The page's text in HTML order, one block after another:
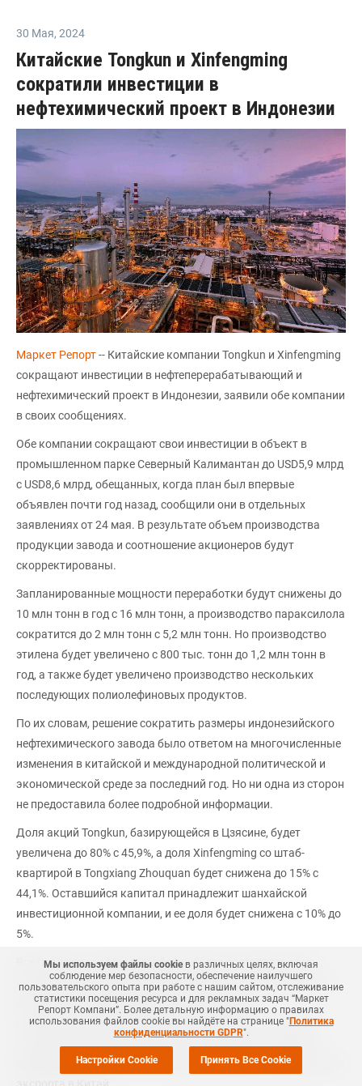
30 Мая, 2024
Китайские Tongkun и Xinfengming
сократили инвестиции в
нефтехимический проект в Индонезии
Маркет Репорт-- Китайские компании Tongkun и Xinfengming
сокращают инвестиции в нефтеперерабатывающий и
нефтехимический проект в Индонезии, заявили обе компании
в своих сообщениях.
Обе компании сокращают свои инвестиции в объект в
промышленном парке Северный Калимантан до USD5,9 млрд
с USD8,6 млрд, обещанных, когда план был впервые
объявлен почти год назад, сообщили они в отдельных
заявлениях от 24 мая. В результате объем производства
продукции завода и соотношение акционеров будут
скорректированы.
Запланированные мощности переработки будут снижены до
10 млн тонн в год с 16 млн тонн, а производство параксилола
сократится до 2 млн тонн с 5,2 млн тонн. Но производство
этилена будет увеличено с 800 тыс. тонн до 1,2 млн тонн в
год, а также будет увеличено производство нескольких
последующих полиолефиновых продуктов.
По их словам, решение сократить размеры индонезийского
нефтехимического завода было ответом на многочисленные
изменения в китайской и международной политической и
экономической среде за последний год. Но ни одна из сторон
не предоставила более подробной информации.
Доля акций Tongkun, базирующейся в Цзясине, будет
увеличена до 80% с 45,9%, а доля Xinfengming со штаб-
квартирой в Tongxiang Zhouquan будет снижена до 15% с
44,1%. Оставшийся капитал принадлежит шанхайской
инвестиционной компании, и ее доля будет снижена с 10% до
5%.
Все продукты нефтепереработки будут поставляться на
рынок Индонезии, а параксилол будет экспортироваться в
Китай, как было объявлено в прошлом году.
Полиолефиновая продукция будет продаваться членам
Ассоциации государств Юго-Восточной Азии, тогда как в
предыдущем плане часть продукции предусматривалась для
Мы используем файлы cookieв различных целях, включая
соблюдение мер безопасности, обеспечение наилучшего
пользовательского опыта при работе с нашим сайтом, отслеживание
статистики посещения ресурса и для рекламных задач “Маркет
Репорт Компани”. Более детальную информацию о правилах
использования файлов cookie вы найдёте на странице "Политика
конфиденциальности GDPR".
Настройки Cookie Принять Все Cookie